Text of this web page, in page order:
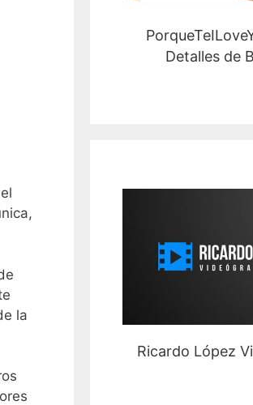
la
Detalles de
Ricardo López